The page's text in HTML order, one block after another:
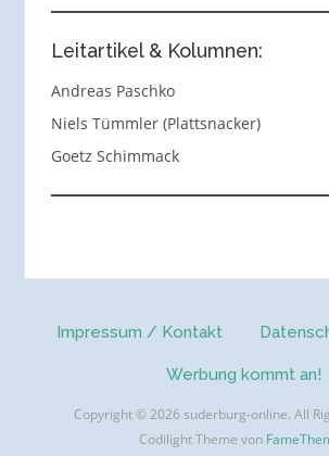
Leitartikel & Kolumnen:
Andreas Paschko
Niels Tümmler (Plattsnacker)
Goetz Schimmack
Impressum / Kontakt
Werbung kommt an!
Copyright © 2026 suderburg-online. All
Codilight Theme von